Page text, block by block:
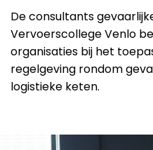
De consultants
Vervoerscollege Venlo
organisaties bij het
regelgeving rondom
logistieke keten.